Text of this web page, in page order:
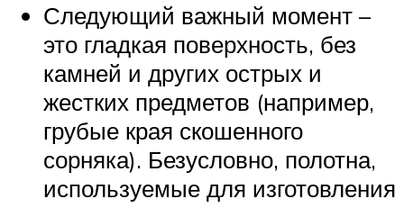
Следующий важный момент –
это гладкая поверхность, без
камней и других острых и
жестких предметов (например,
грубые края скошенного
сорняка). Безусловно, полотна,
используемые для изготовления